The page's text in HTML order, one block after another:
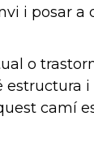
i posar a
o
camí